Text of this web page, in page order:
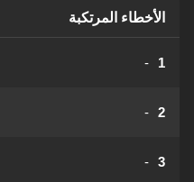
الأخطاء المرتكبة
1
-
2
-
3
-